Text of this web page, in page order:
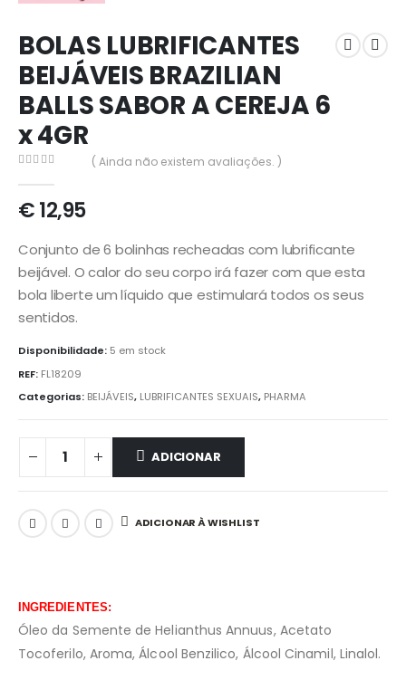
BOLAS LUBRIFICANTES
BEIJÁVEIS BRAZILIAN
BALLS SABOR A CEREJA 6
x 4GR
( Ainda não existem avaliações. )
€12,95
Conjunto de 6 bolinhas recheadas com lubrificante
beijável. O calor do seu corpo irá fazer com que esta
bola liberte um líquido que estimulará todos os seus
sentidos.
Disponibilidade: 5 em stock
REF: FL18209
Categorias: BEIJÁVEIS, LUBRIFICANTES SEXUAIS, PHARMA
ADICIONAR
ADICIONAR À WISHLIST
INGREDIENTES:
Óleo da Semente de Helianthus Annuus, Acetato
Tocoferilo, Aroma, Álcool Benzilico, Álcool Cinamil, Linalol.